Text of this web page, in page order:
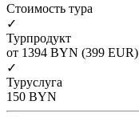
Cтоимость тура
✓
Турпродукт
от 1394 BYN (399 EUR)
✓
Туруслуга
150 BYN